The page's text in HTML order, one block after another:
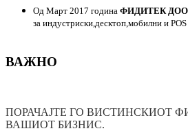
Од Март 2017 година ФИДИТЕК ДОО
за индустриски,десктоп,мобилни и
ВАЖНО
ПОРАЧАЈТЕ ГО ВИСТИНСКИОТ
ВАШИОТ БИЗНИС.